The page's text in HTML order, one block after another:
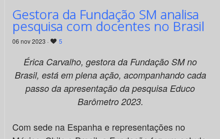
Gestora da Fundação SM analisa
pesquisa com docentes no Brasil
06 nov 2023 · 5
Érica Carvalho, gestora da Fundação SM no
Brasil, está em plena ação, acompanhando cada
passo da apresentação da pesquisa Educo
Barômetro 2023.
Com sede na Espanha e representações no